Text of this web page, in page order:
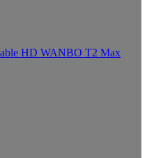
HD WANBO T2 Max